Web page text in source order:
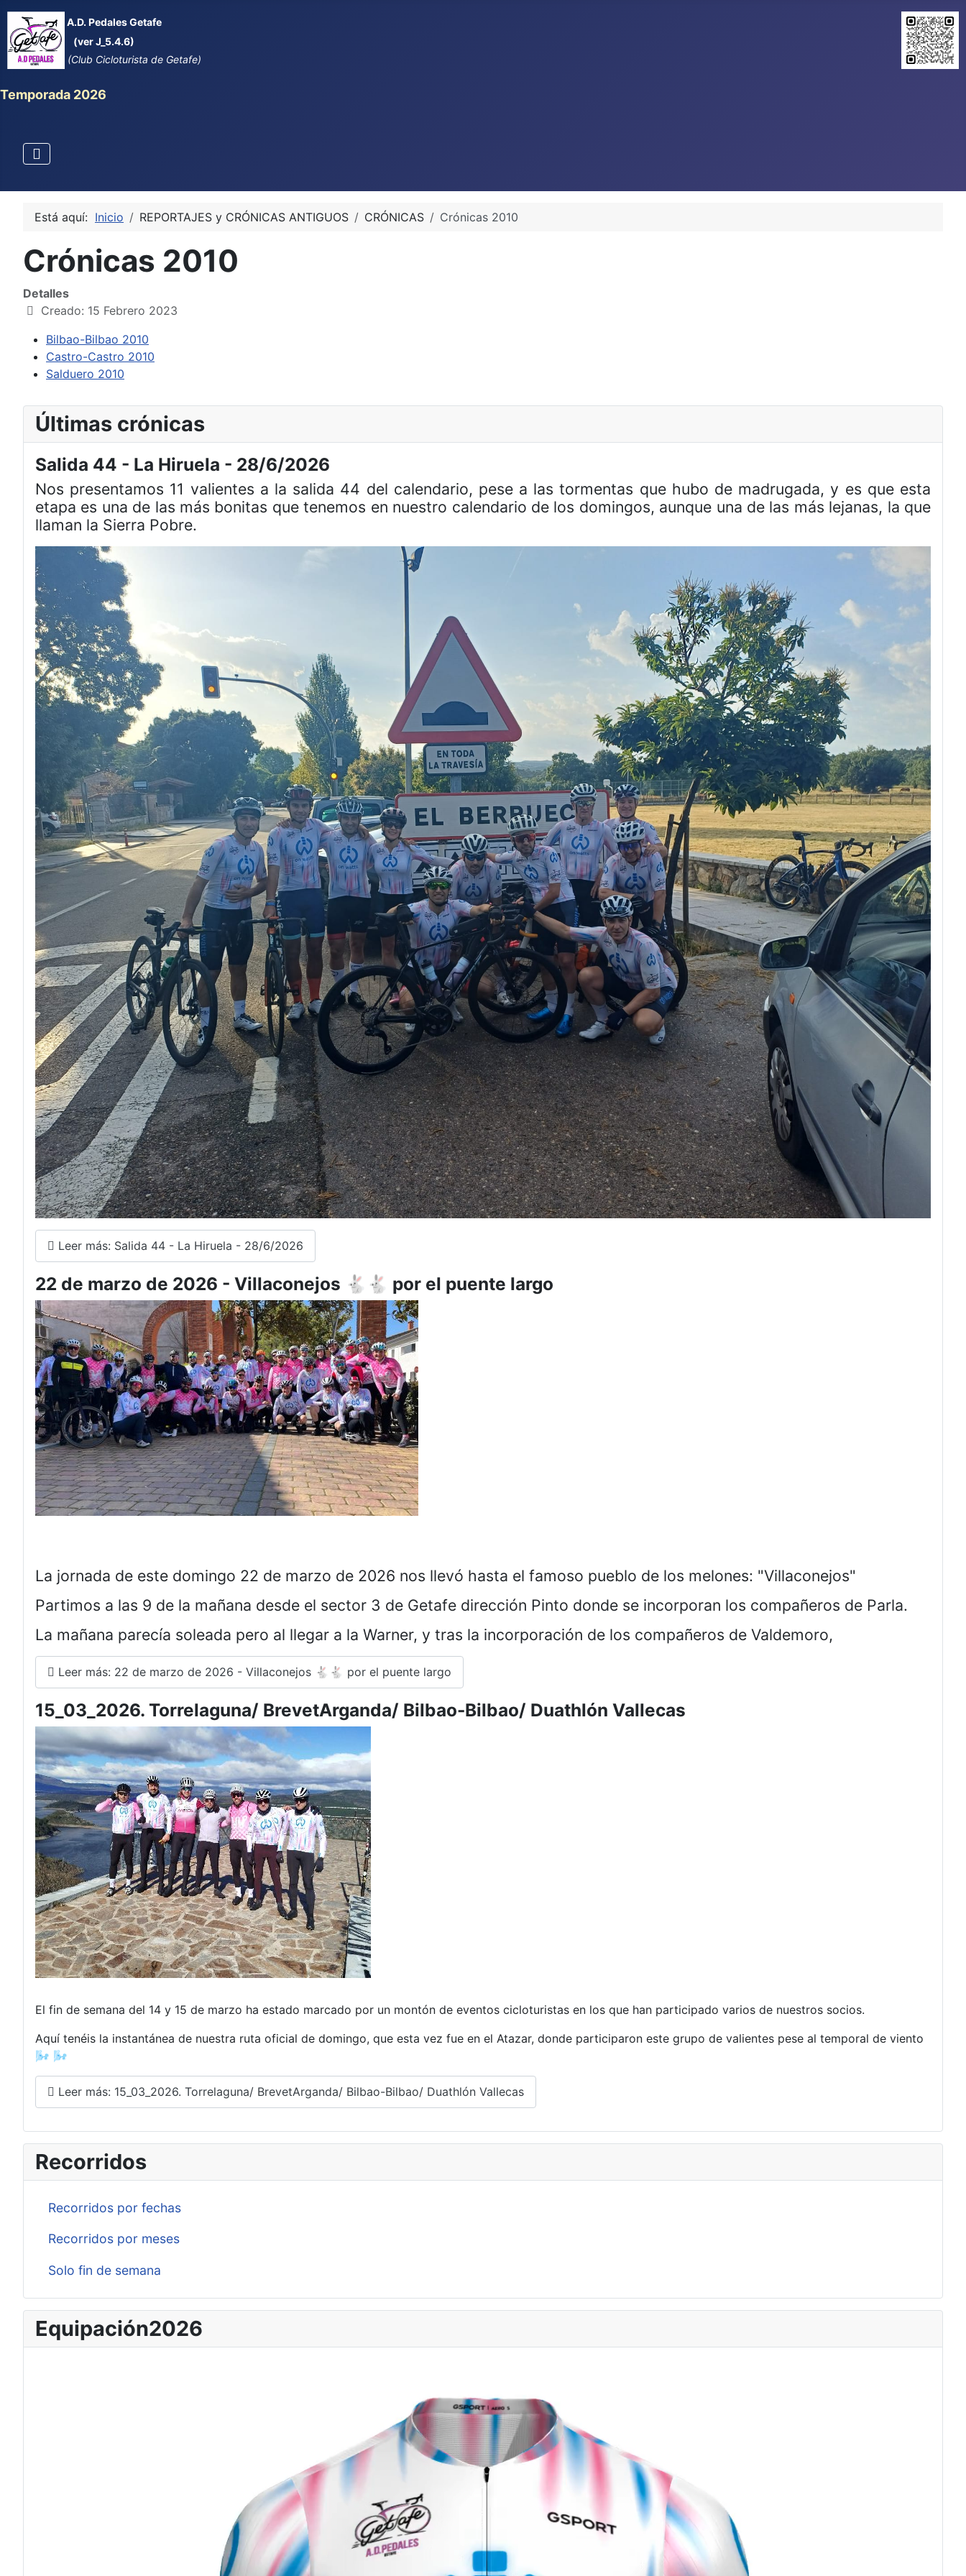
A.D. Pedales Getafe
(ver J_5.4.6)
(Club Cicloturista de Getafe)
Temporada 2026
Está aquí: Inicio REPORTAJES y CRÓNICAS ANTIGUOS CRÓNICAS Crónicas 2010
Crónicas 2010
Detalles
Creado: 15 Febrero 2023
Bilbao-Bilbao 2010
Castro-Castro 2010
Salduero 2010
Últimas crónicas
Salida 44 - La Hiruela - 28/6/2026
Nos presentamos 11 valientes a la salida 44 del calendario, pese a las tormentas que hubo de madrugada, y es que esta
etapa es una de las más bonitas que tenemos en nuestro calendario de los domingos, aunque una de las más lejanas, la que
llaman la Sierra Pobre.
Leer más: Salida 44 - La Hiruela - 28/6/2026
22 de marzo de 2026 - Villaconejos 🐇🐇 por el puente largo
La jornada de este domingo 22 de marzo de 2026 nos llevó hasta el famoso pueblo de los melones: "Villaconejos"
Partimos a las 9 de la mañana desde el sector 3 de Getafe dirección Pinto donde se incorporan los compañeros de Parla.
La mañana parecía soleada pero al llegar a la Warner, y tras la incorporación de los compañeros de Valdemoro,
Leer más: 22 de marzo de 2026 - Villaconejos 🐇🐇 por el puente largo
15_03_2026. Torrelaguna/ BrevetArganda/ Bilbao-Bilbao/ Duathlón Vallecas
El fin de semana del 14 y 15 de marzo ha estado marcado por un montón de eventos cicloturistas en los que han participado varios de nuestros socios.
Aquí tenéis la instantánea de nuestra ruta oficial de domingo, que esta vez fue en el Atazar, donde participaron este grupo de valientes pese al temporal de viento
🌬️ 🌬️
Leer más: 15_03_2026. Torrelaguna/ BrevetArganda/ Bilbao-Bilbao/ Duathlón Vallecas
Recorridos
Recorridos por fechas
Recorridos por meses
Solo fin de semana
Equipación2026